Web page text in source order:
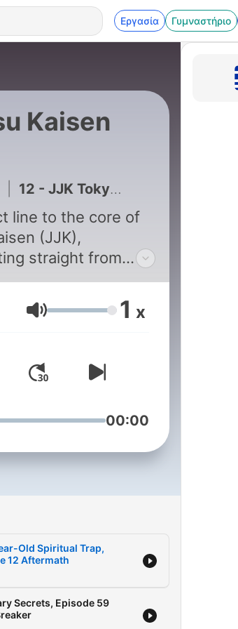
Εργασία Γυμναστήριο
Kaisen
12 - JJK Tokyo Insider: Explores Tokyo's 400-Year-Old Spiritual Trap, MAPPA's Culling Game Visuals, and Episode 12 Aftermath
line to the core of
(JJK),
straight from
dig deep into the
primary Japanese
reveal what the
know yet. "JJK
explores the
manga through a
Join us for chill
analysis as we
and details
podcast/jujutsu-
support.
Ένταση 1 x
00:00
Old Spiritual Trap,
12 Aftermath
Secrets, Episode 59